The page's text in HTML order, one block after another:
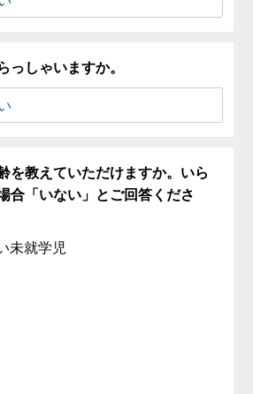
っしゃいますか。
を教えていただけますか。いら
合「いない」とご回答くださ
未就学児